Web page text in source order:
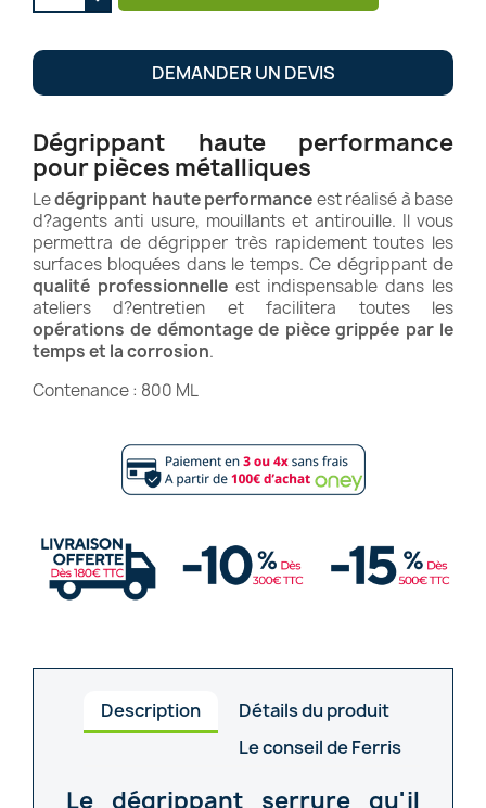
DEMANDER UN DEVIS
Dégrippant haute performance
pour pièces métalliques
Ledégrippant haute performanceest réalisé à base
d?agents anti usure, mouillants et antirouille. Il vous
permettra de dégripper très rapidement toutes les
surfaces bloquées dans le temps. Ce dégrippant de
qualité professionnelleest indispensable dans les
ateliers d?entretien et facilitera toutes les
opérations de démontage de pièce grippée par le
temps et la corrosion.
Contenance : 800 ML
Description
Détails du produit
Le conseil de Ferris
Le dégrippant serrure qu'il